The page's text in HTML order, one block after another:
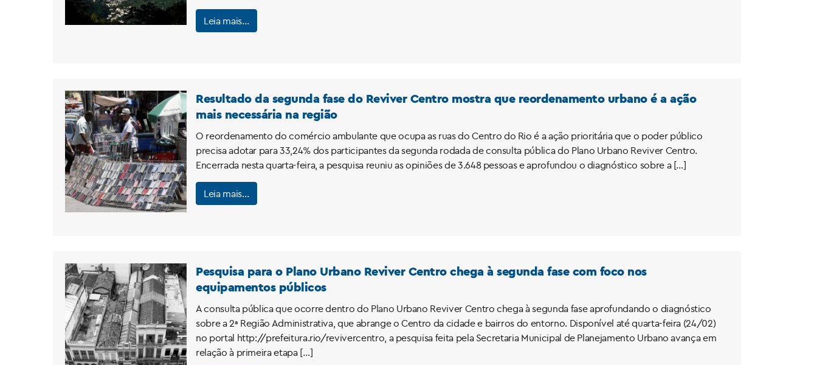
Leia mais…
Resultado da segunda fase do Reviver Centro mostra que reordenamento urbano é a ação
mais necessária na região
O reordenamento do comércio ambulante que ocupa as ruas do Centro do Rio é a ação prioritária que o poder público
precisa adotar para 33,24% dos participantes da segunda rodada de consulta pública do Plano Urbano Reviver Centro.
Encerrada nesta quarta-feira, a pesquisa reuniu as opiniões de 3.648 pessoas e aprofundou o diagnóstico sobre a […]
Leia mais…
Pesquisa para o Plano Urbano Reviver Centro chega à segunda fase com foco nos
equipamentos públicos
A consulta pública que ocorre dentro do Plano Urbano Reviver Centro chega à segunda fase aprofundando o diagnóstico
sobre a 2ª Região Administrativa, que abrange o Centro da cidade e bairros do entorno. Disponível até quarta-feira (24/02)
no portal http://prefeitura.rio/revivercentro, a pesquisa feita pela Secretaria Municipal de Planejamento Urbano avança em
relação à primeira etapa […]